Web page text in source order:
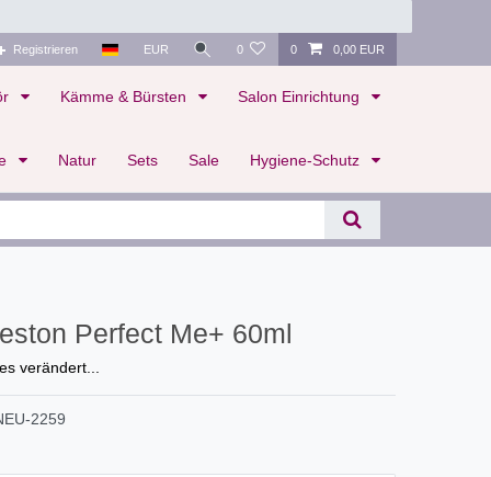
Registrieren EUR 0 0 0,00 EUR
Kämme & Bürsten Salon Einrichtung
Natur Sets Sale Hygiene-Schutz
Perfect Me+ 60ml
verändert...
2259